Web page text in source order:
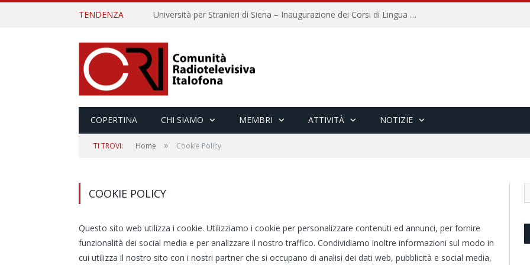
TENDENZA Università per Stranieri di Siena – Inaugurazione dei Corsi di Lingua e Cultura Italiana, 109a annata
COPERTINA CHI SIAMO MEMBRI ATTIVITÀ NOTIZIE
TI TROVI: Home » Cookie Policy
COOKIE POLICY
Questo sito web utilizza i cookie. Utilizziamo i cookie per personalizzare contenuti ed annunci, per fornire
funzionalità dei social media e per analizzare il nostro traffico. Condividiamo inoltre informazioni sul modo in
cui utilizza il nostro sito con i nostri partner che si occupano di analisi dei dati web, pubblicità e social media,